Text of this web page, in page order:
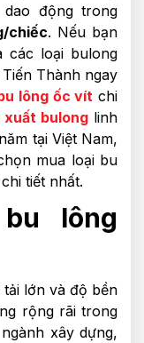
động trong
chiếc. Nếu bạn
các loại bulong
Thành ngay
lông ốc vít chi
xuất bulonglinh
tại Việt Nam,
mua loại bu
tiết nhất.
lông
lớn và độ bền
rộng rãi trong
xây dựng,